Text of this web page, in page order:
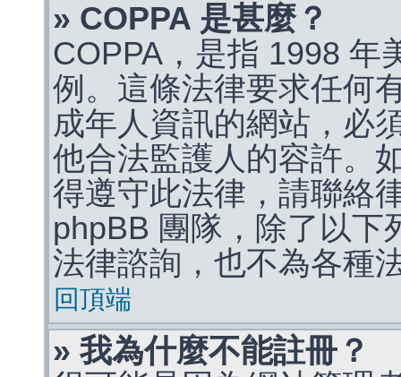
» COPPA 是甚麼？
COPPA，是指 1998 年
例。這條法律要求任何
成年人資訊的網站，必
他合法監護人的容許。
得遵守此法律，請聯絡
phpBB 團隊，除了以下
法律諮詢，也不為各種
回頂端
» 我為什麼不能註冊？